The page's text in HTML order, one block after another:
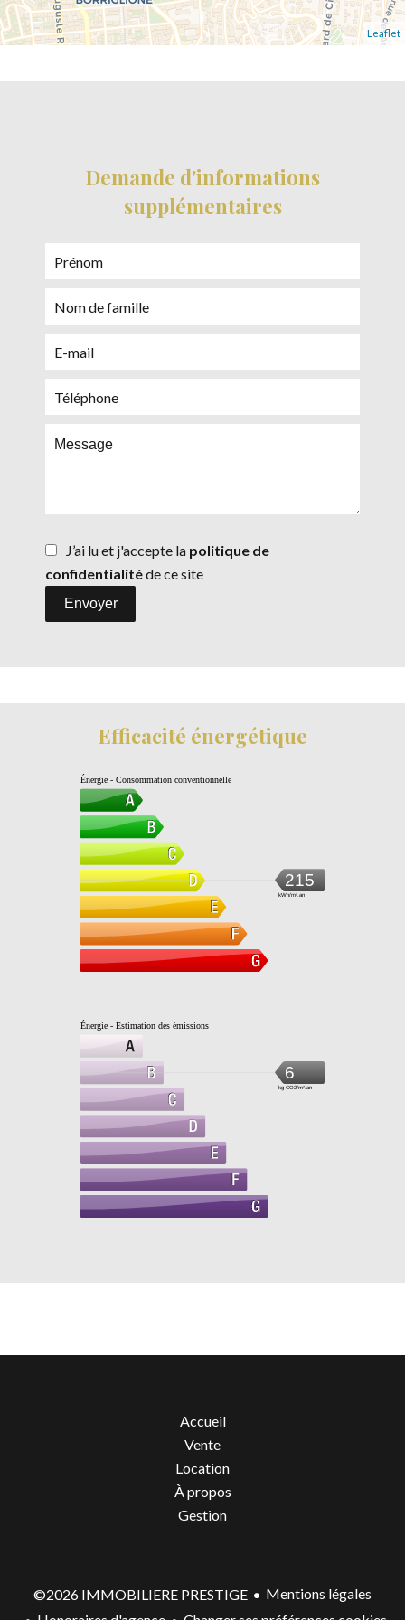
Leaflet
Demande d'informations
supplémentaires
J’ai lu et j'accepte la politique de
confidentialitéde ce site
Envoyer
Efficacité énergétique
Énergie - Consommation conventionnelle
215
kWh/m².an
Énergie - Estimation des émissions
6
kg CO2/m².an
Accueil
Vente
Location
À propos
Gestion
©2026 IMMOBILIERE PRESTIGE
Mentions légales